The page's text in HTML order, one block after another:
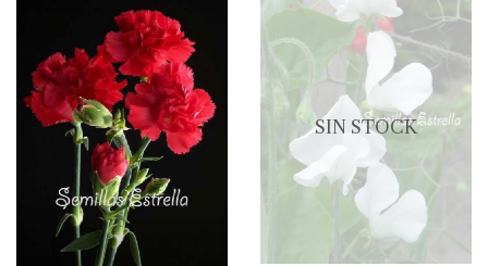
SIN STOCK